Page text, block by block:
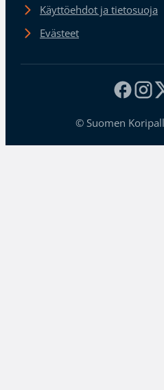
Käyttöehdot ja tietosuoja
Evästeet
© Suomen